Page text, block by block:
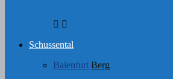
Schussental
Baienfurt Berg